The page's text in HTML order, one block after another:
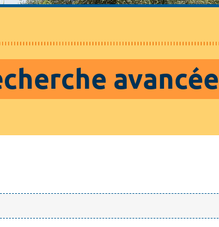
avancée